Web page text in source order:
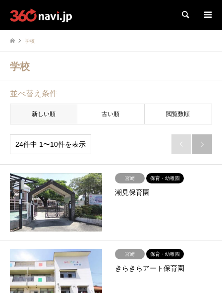
検索
学校
学校
並べ替え条件
新しい順 古い順 閲覧数順
24件中 1〜10件を表示  
宮崎 保育・幼稚園
潮見保育園
宮崎 保育・幼稚園
きらきらアート保育園